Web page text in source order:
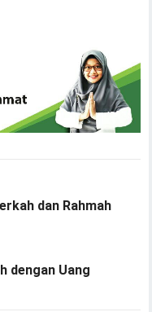
dan Rahmah
dengan Uang